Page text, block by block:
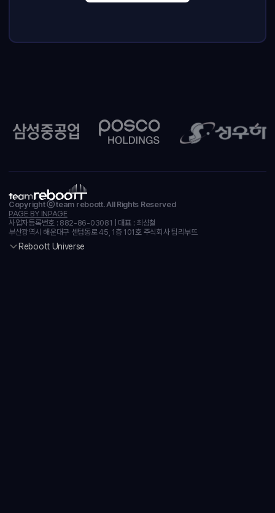
Copyright ⓒ team reboott. All Rights Reserved
PAGE BY INPAGE
사업자등록번호 : 882-86-03081 | 대표 : 최성철
부산광역시 해운대구 센텀동로 45, 1층 101호 주식회사 팀리부뜨
Reboott Universe